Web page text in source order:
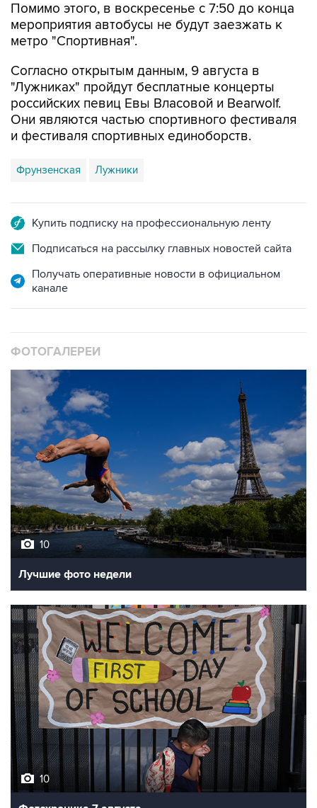
Помимо этого, в воскресенье с 7:50 до конца
мероприятия автобусы не будут заезжать к
метро "Спортивная".
Согласно открытым данным, 9 августа в
"Лужниках" пройдут бесплатные концерты
российских певиц Евы Власовой и Bearwolf.
Они являются частью спортивного фестиваля
и фестиваля спортивных единоборств.
Фрунзенская Лужники
Купить подписку на профессиональную ленту
Подписаться на рассылку главных новостей сайта
Получать оперативные новости в официальном
канале
ФОТОГАЛЕРЕИ
10
Лучшие фото недели
10